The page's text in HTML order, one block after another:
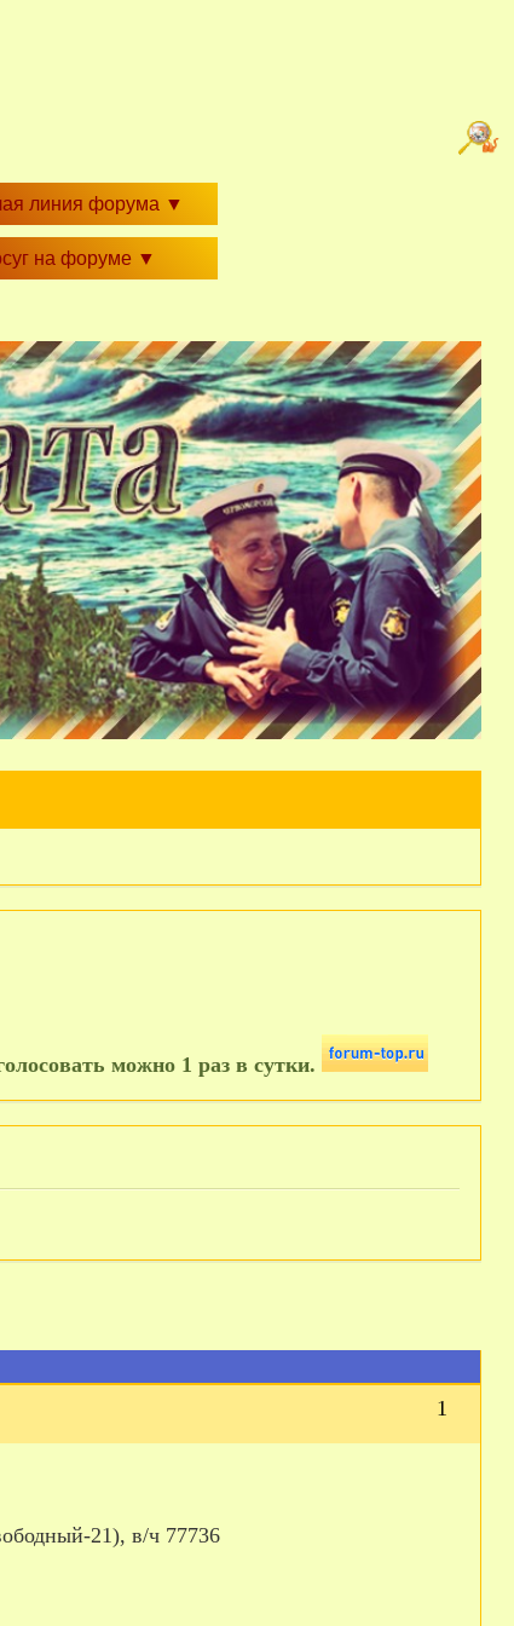
линия форума ▼
на форуме ▼
можно 1 раз в сутки.
1
21), в/ч 77736